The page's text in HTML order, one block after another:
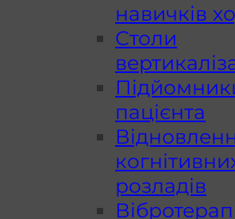
навичків
Столи
пацієнта
розладів